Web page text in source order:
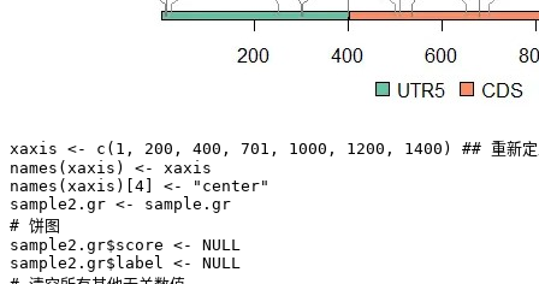
xaxis <- c(1, 200, 400, 701, 1000, 1200, 1400) ## 重新定
names(xaxis) <- xaxis
names(xaxis)[4] <- "center"
sample2.gr <- sample.gr
# 饼图
sample2.gr$score <- NULL
sample2.gr$label <- NULL